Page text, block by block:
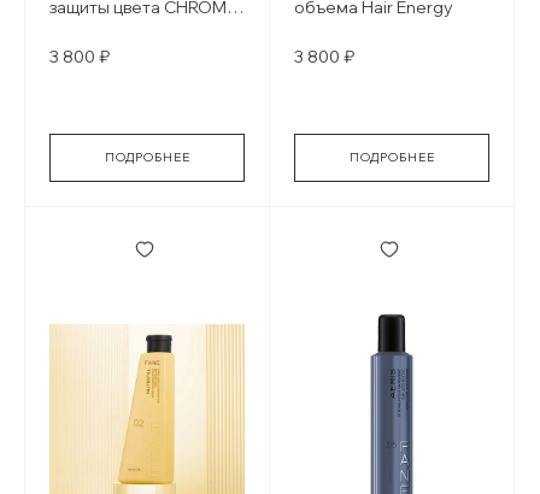
защиты цвета CHROMA
3 800 ₽
ПОДРОБНЕЕ
объема Hair Energy
3 800 ₽
ПОДРОБНЕЕ